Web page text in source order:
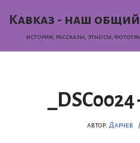
Кавказ - наш
истории, раcсказы, этносы,
автор: Дарчев